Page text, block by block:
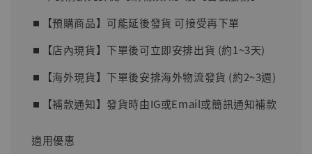
⏹︎【預購商品】可能延後發貨 可接受再下單
⏹︎【店內現貨】下單後可立即安排出貨 (約1~3天)
⏹︎【海外現貨】下單後安排海外物流發貨 (約2~3週)
⏹︎【補款通知】發貨時由IG或Email或簡訊通知補款
適用優惠